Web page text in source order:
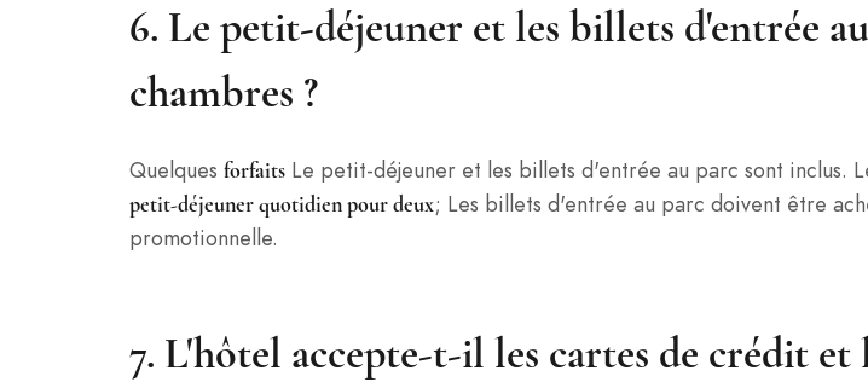
6. Le petit-déjeuner et les billets d'entrée
chambres ?
Quelques forfaitsLe petit-déjeuner et les billets d'entrée au parc sont inclus.
petit-déjeuner quotidien pour deux; Les billets d'entrée au parc doivent être
promotionnelle.
7. L'hôtel accepte-t-il les cartes de crédit et